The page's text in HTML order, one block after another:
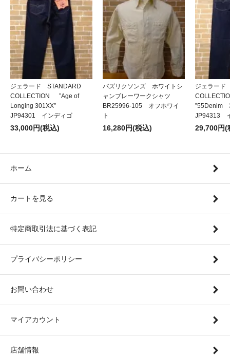
ジェラード STANDARD
COLLECTION ”Age of
Longing 301XX”
JP94301 インディゴ
33,000円(税込)
バズリクソンズ ホワイトシ
ャンブレーワークシャツ
BR25996-105 オフホワイ
ト
16,280円(税込)
ジェラード
JP94313
29,700円(
ホーム
カートを見る
特定商取引法に基づく表記
プライバシーポリシー
お問い合わせ
マイアカウント
店舗情報